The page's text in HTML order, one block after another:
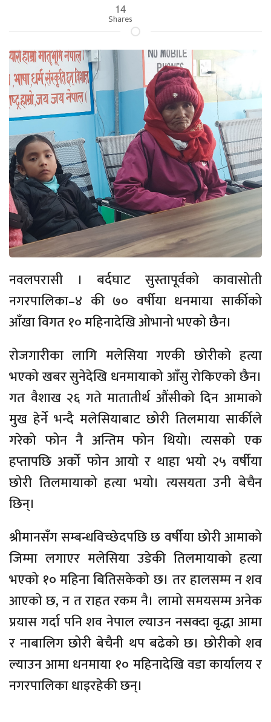
14
Shares
नवलपरासी । बर्दघाट सुस्तापूर्वको कावासोती
नगरपालिका–४ की ७० वर्षीया धनमाया सार्कीको
आँखा विगत १० महिनादेखि ओभानो भएको छैन।
रोजगारीका लागि मलेसिया गएकी छोरीको हत्या
भएको खबर सुनेदेखि धनमायाको आँसु रोकिएको छैन।
गत वैशाख २६ गते मातातीर्थ औंसीको दिन आमाको
मुख हेर्ने भन्दै मलेसियाबाट छोरी तिलमाया सार्कीले
गरेको फोन नै अन्तिम फोन थियो। त्यसको एक
हप्तापछि अर्को फोन आयो र थाहा भयो २५ वर्षीया
छोरी तिलमायाको हत्या भयो। त्यसयता उनी बेचैन
छिन्।
श्रीमानसँग सम्बन्धविच्छेदपछि छ वर्षीया छोरी आमाको
जिम्मा लगाएर मलेसिया उडेकी तिलमायाको हत्या
भएको १० महिना बितिसकेको छ। तर हालसम्म न शव
आएको छ, न त राहत रकम नै। लामो समयसम्म अनेक
प्रयास गर्दा पनि शव नेपाल ल्याउन नसक्दा वृद्धा आमा
र नाबालिग छोरी बेचैनी थप बढेको छ। छोरीको शव
ल्याउन आमा धनमाया १० महिनादेखि वडा कार्यालय र
नगरपालिका धाइरहेकी छन्।